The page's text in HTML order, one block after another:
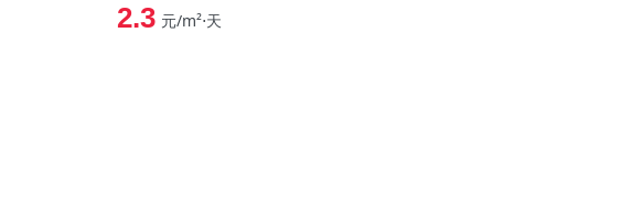
2.3 元/m²⋅天